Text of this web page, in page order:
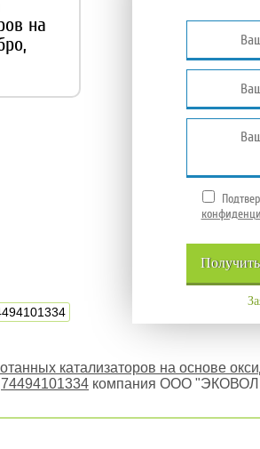
на
Получить
катализаторов на основе
74494101334 компания ООО